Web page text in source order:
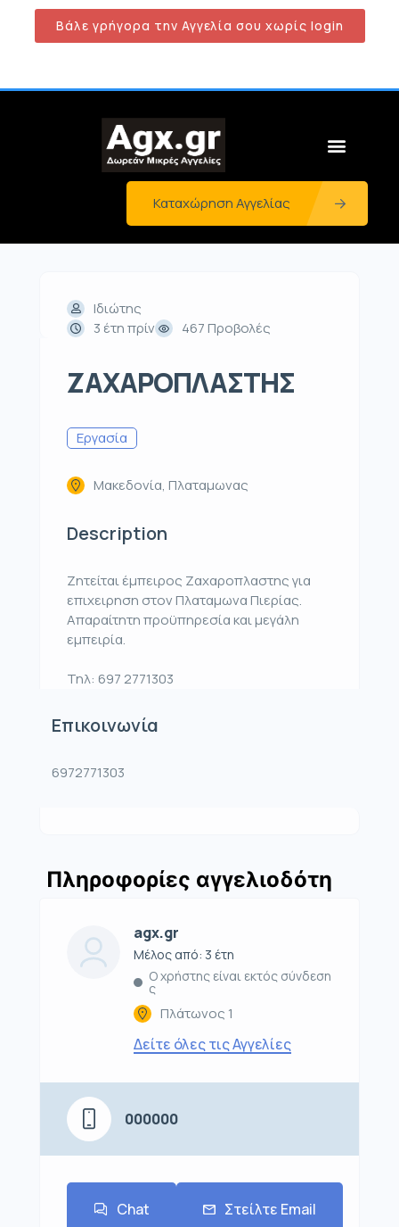
Βάλε γρήγορα την Αγγελία σου χωρίς login
Καταχώρηση Αγγελίας
Ιδιώτης
3 έτη πρίν
467 Προβολές
ΖΑΧΑΡΟΠΛΑΣΤΗΣ
Εργασία
Μακεδονία, Πλαταμωνας
Description
Ζητείται έμπειρος Ζαχαροπλαστης για
επιχειρηση στον Πλαταμωνα Πιερίας.
Απαραίτητη προϋπηρεσία και μεγάλη
εμπειρία.
Τηλ: 697 2771303
Επικοινωνία
6972771303
Πληροφορίες αγγελιοδότη
agx.gr
Μέλος από: 3 έτη
Ο χρήστης είναι εκτός σύνδεση
ς
Πλάτωνος 1
Δείτε όλες τις Αγγελίες
000000
Chat Στείλτε Email